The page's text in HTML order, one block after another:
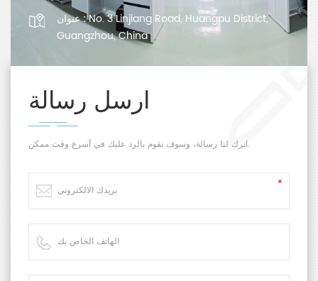
عنوان :No. 3 Linjiang Road, Huangpu District,
Guangzhou, China
ارسل رسالة
اترك لنا رسالة، وسوف نقوم بالرد عليك في أسرع وقت ممكن.